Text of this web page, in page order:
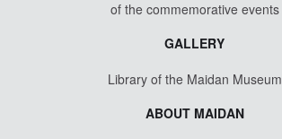
of the commemorative events
GALLERY
Library of the Maidan Museum
ABOUT MAIDAN